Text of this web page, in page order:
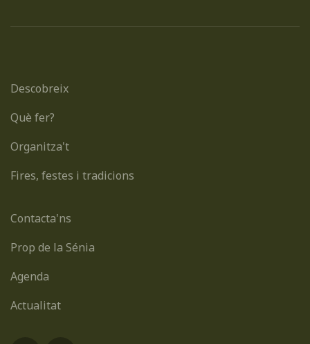
Descobreix
Què fer?
Organitza't
Fires, festes i tradicions
Contacta'ns
Prop de la Sénia
Agenda
Actualitat